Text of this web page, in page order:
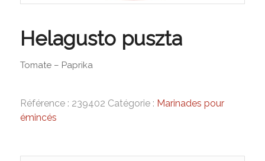
Helagusto puszta
Tomate – Paprika
Référence : 239402 Catégorie : Marinades pour
émincés